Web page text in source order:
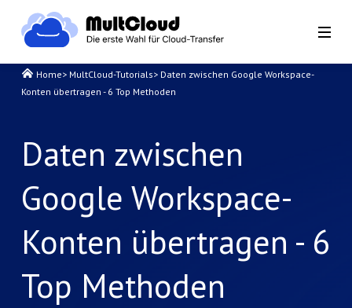
Home> MultCloud-Tutorials> Daten zwischen Google Workspace-
Konten übertragen - 6 Top Methoden
Daten zwischen
Google Workspace-
Konten übertragen - 6
Top Methoden